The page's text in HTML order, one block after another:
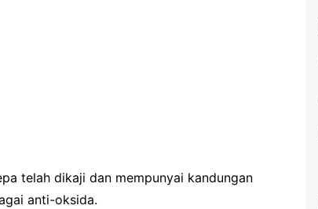
telah dikaji dan mempunyai kandungan
anti-oksida.